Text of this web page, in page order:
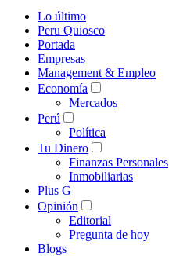
Lo último
Peru Quiosco
Portada
Empresas
Management & Empleo
Economía
Mercados
Perú
Política
Tu Dinero
Finanzas Personales
Inmobiliarias
Plus G
Opinión
Editorial
Pregunta de hoy
Blogs